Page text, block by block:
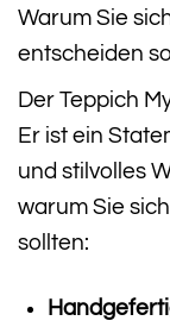
Warum Sie
entscheiden
Der Teppich
Er ist ein
und stilvolles
warum Sie
sollten: